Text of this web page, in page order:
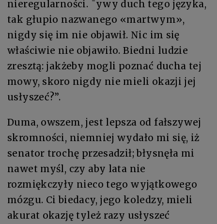
nieregularności. ¯ywy duch tego języka,
tak głupio nazwanego «martwym»,
nigdy się im nie objawił. Nic im się
właściwie nie objawiło. Biedni ludzie
zresztą: jakżeby mogli poznać ducha tej
mowy, skoro nigdy nie mieli okazji jej
usłyszeć?”.
Duma, owszem, jest lepsza od fałszywej
skromności, niemniej wydało mi się, iż
senator trochę przesadził; błysnęła mi
nawet myśl, czy aby lata nie
rozmiękczyły nieco tego wyjątkowego
mózgu. Ci biedacy, jego koledzy, mieli
akurat okazję tyleż razy usłyszeć